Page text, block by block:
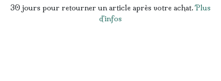
30 jours pour retourner un article après votre achat.Plus
d'infos